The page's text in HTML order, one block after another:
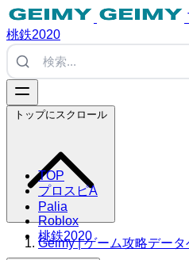
桃鉄2020
TOP
プロスピA
Palia
Roblox
桃鉄2020
トップにスクロール
Geimy | ゲーム攻略データ